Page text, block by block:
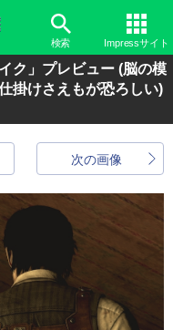
検索 Impressサイト
ク」プレビュー (脳の模
掛けさえもが恐ろしい)
次の画像